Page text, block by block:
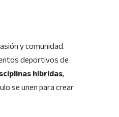
y comunidad.
deportivos de
híbridas,
se unen para crear